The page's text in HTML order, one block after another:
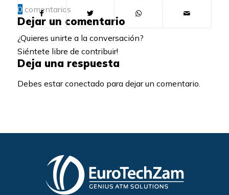
0 comentarios
Dejar un comentario
¿Quieres unirte a la conversación?
Siéntete libre de contribuir!
Deja una respuesta
Debes estar conectado para dejar un comentario.